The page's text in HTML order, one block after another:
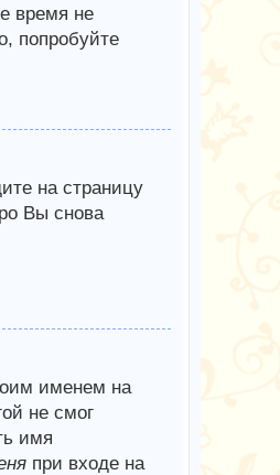
время не
попробуйте
на страницу
Вы снова
именем на
не смог
имя
при входе на